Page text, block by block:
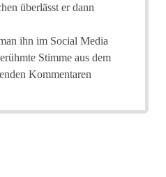
überlässt er dann
ihn im Social Media
Stimme aus dem
Kommentaren